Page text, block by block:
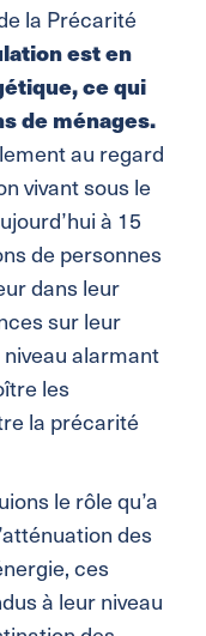
la Précarité
est en
ce qui
de ménages.
au regard
vivant sous le
à 15
de personnes
dans leur
sur leur
alarmant
les
la précarité
le rôle qu’a
des
ces
à leur niveau